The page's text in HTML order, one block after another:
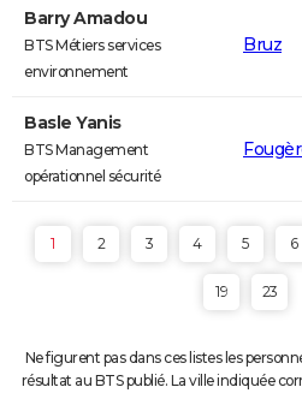
Barry Amadou
BTS Métiers services
environnement
Bruz
Basle Yanis
BTS Management
opérationnel sécurité
1 2 3 4 5 6
19 23
Ne figurent pas dans ces listes les
résultat au BTS publié. La ville indiquée